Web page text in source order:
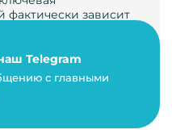
фактически зависит
Telegram
с главными